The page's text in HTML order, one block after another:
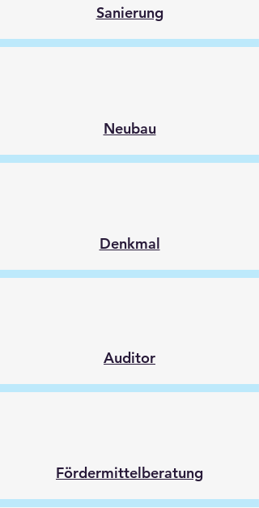
Sanierung
Neubau
Denkmal
Auditor
Fördermittelberatung